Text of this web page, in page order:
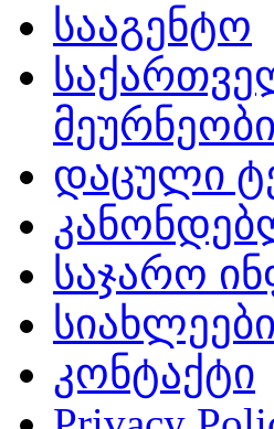
სააგენტო
დაცული
საჯარო
სიახლეები
კონტაქტი